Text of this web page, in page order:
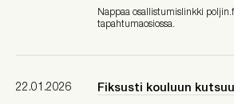
Nappaa osallistumislinkki
tapahtumaosiossa.
22.01.2026 Fiksusti kouluun